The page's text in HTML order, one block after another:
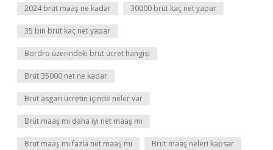
2024 brüt maaş ne kadar 30000 brüt kaç net yapar
35 bin brüt kaç net yapar
Bordro üzerindeki brüt ücret hangisi
Brüt 35000 net ne kadar
Brüt asgari ücretin içinde neler var
Brüt maaş mı daha iyi net maaş mı
Brüt maaş mı fazla net maaş mı Brüt maaş neleri kapsar